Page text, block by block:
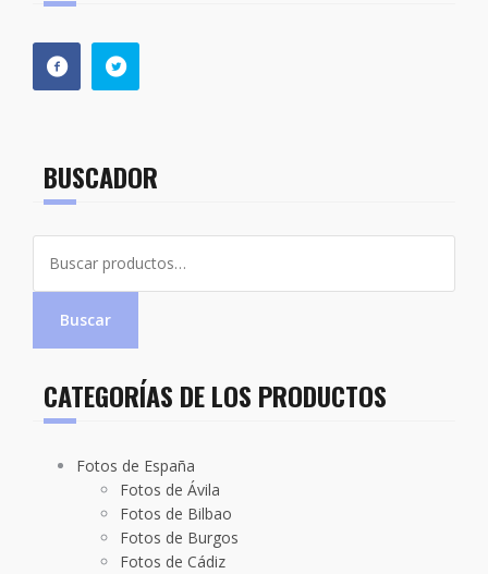
BUSCADOR
por:
Buscar
CATEGORÍAS DE LOS PRODUCTOS
Fotos de España
Fotos de Ávila
Fotos de Bilbao
Fotos de Burgos
Fotos de Cádiz